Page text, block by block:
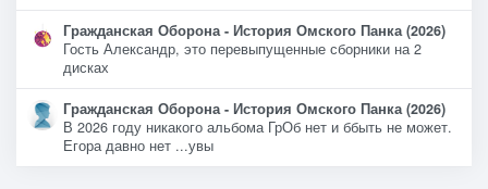
Гражданская Оборона - История Омского Панка (2026)
Гость Александр, это перевыпущенные сборники на 2
дисках
Гражданская Оборона - История Омского Панка (2026)
В 2026 году никакого альбома ГрОб нет и ббыть не может.
Егора давно нет ...увы